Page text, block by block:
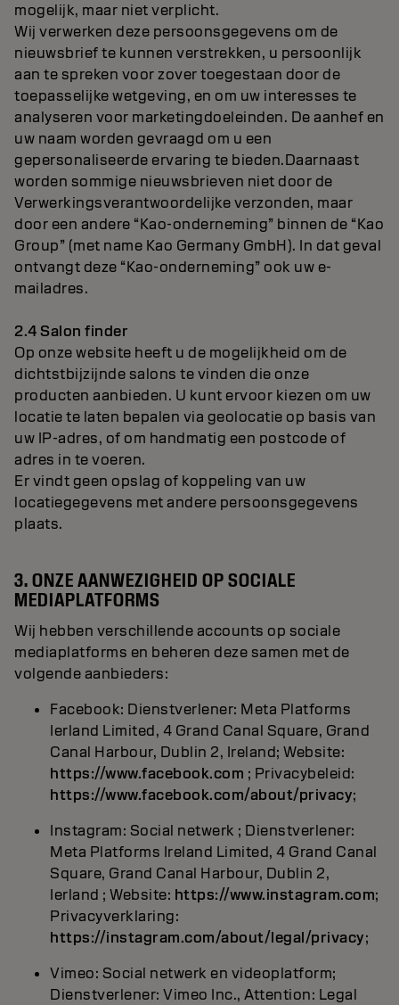
mogelijk, maar niet verplicht.
Wij verwerken deze persoonsgegevens om de
nieuwsbrief te kunnen verstrekken, u persoonlijk
aan te spreken voor zover toegestaan door de
toepasselijke wetgeving, en om uw interesses te
analyseren voor marketingdoeleinden. De aanhef en
uw naam worden gevraagd om u een
gepersonaliseerde ervaring te bieden.Daarnaast
worden sommige nieuwsbrieven niet door de
Verwerkingsverantwoordelijke verzonden, maar
door een andere “Kao-onderneming” binnen de “Kao
Group” (met name Kao Germany GmbH). In dat geval
ontvangt deze “Kao-onderneming” ook uw e-
mailadres.
2.4 Salon finder
Op onze website heeft u de mogelijkheid om de
dichtstbijzijnde salons te vinden die onze
producten aanbieden. U kunt ervoor kiezen om uw
locatie te laten bepalen via geolocatie op basis van
uw IP-adres, of om handmatig een postcode of
adres in te voeren.
Er vindt geen opslag of koppeling van uw
locatiegegevens met andere persoonsgegevens
plaats.
3. ONZE AANWEZIGHEID OP SOCIALE
MEDIAPLATFORMS
Wij hebben verschillende accounts op sociale
mediaplatforms en beheren deze samen met de
volgende aanbieders:
Facebook: Dienstverlener: Meta Platforms
Ierland Limited, 4 Grand Canal Square, Grand
Canal Harbour, Dublin 2, Ireland; Website:
https://www.facebook.com ; Privacybeleid:
https://www.facebook.com/about/privacy;
Instagram: Social netwerk ; Dienstverlener:
Meta Platforms Ireland Limited, 4 Grand Canal
Square, Grand Canal Harbour, Dublin 2,
Ierland ; Website: https://www.instagram.com;
Privacyverklaring:
https://instagram.com/about/legal/privacy;
Vimeo: Social netwerk en videoplatform;
Dienstverlener: Vimeo Inc., Attention: Legal